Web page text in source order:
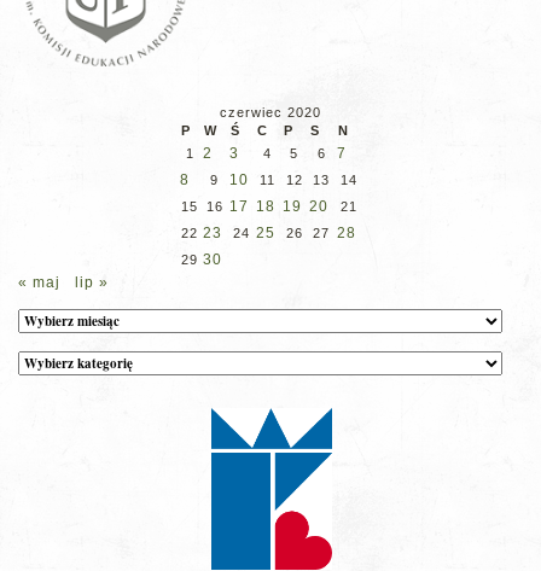
czerwiec 2020
P
W Ś C P S
N
1
2 3 4 5 6
7
8
9 10 11 12 13
14
15
16 17 18 19 20
21
22 23 24 25 26 27 28
29 30
« maj
lip »
Archiwum
Kategorie
wpisów